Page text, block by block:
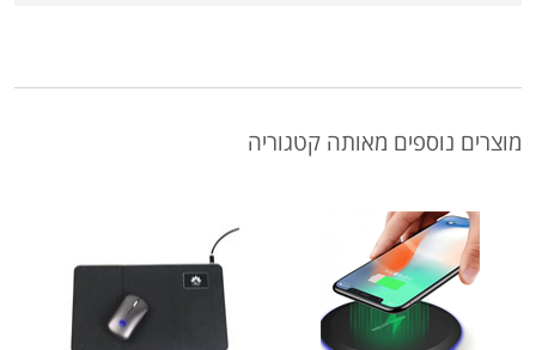
מוצרים נוספים מאותה קטגוריה